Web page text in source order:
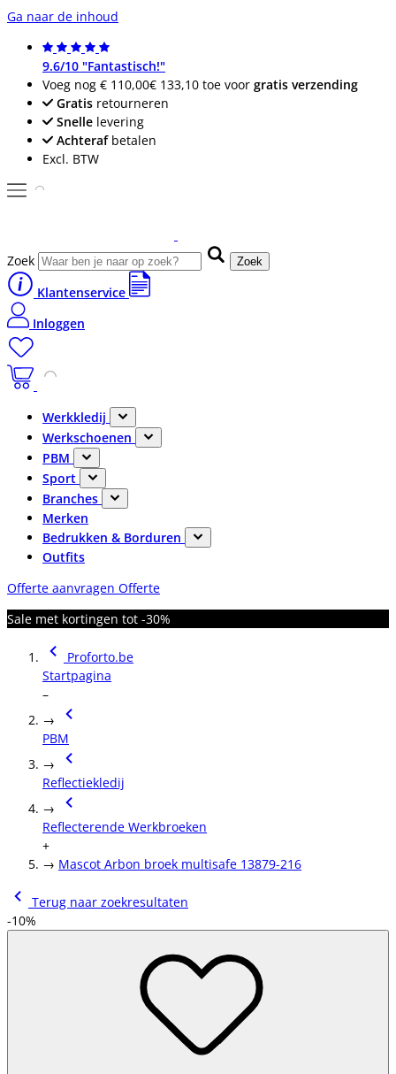
Ga naar de inhoud
9.6/10 "Fantastisch!"
Voeg nog € 110,00€ 133,10 toe voor gratis verzending
Gratis retourneren
Snelle levering
Achterafbetalen
Excl. BTW
Zoek Zoek
Klantenservice
Inloggen
Werkkledij
Werkschoenen
PBM
Sport
Branches
Merken
Bedrukken & Borduren
Outfits
Offerte aanvragen Offerte
Sale met kortingen tot -30%
Proforto.be
Startpagina
–
→
PBM
→
Reflectiekledij
→
Reflecterende Werkbroeken
+
→ Mascot Arbon broek multisafe 13879-216
Terug naar zoekresultaten
-10%